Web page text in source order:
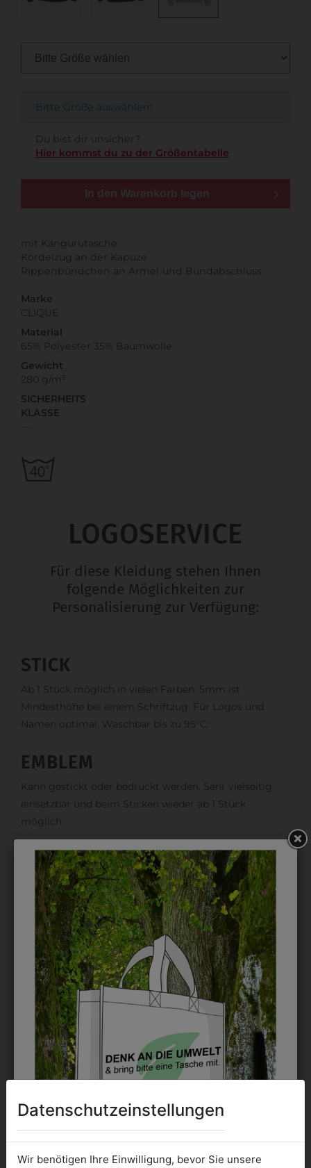
Bitte Größe auswählen!
Du bist dir unsicher?
Hier kommst du zu der Größentabelle
In den Warenkorb legen
mit Kängurutasche
Kordelzug an der Kapuze
Rippenbündchen an Ärmel-und Bundabschluss
Marke
CLIQUE
Material
65% Polyester 35% Baumwolle
Gewicht
280 g/m²
SICHERHEITS
KLASSE
LOGOSERVICE
Für diese Kleidung stehen Ihnen
folgende Möglichkeiten zur
Personalisierung zur Verfügung:
STICK
Ab 1 Stück möglich in vielen Farben. 5mm ist
Mindesthöhe bei einem Schriftzug. Für Logos und
Namen optimal. Waschbar bis zu 95°C.
EMBLEM
Kann gestickt oder bedruckt werden. Sehr vielseitig
einsetzbar und beim Sticken wieder ab 1 Stück
möglich.
DRUCK
Perfekt für große Logos und für kleine Details, jedoch
kostet jede Farbe extra und ist erst ab 12 Stück
möglich. Waschbar bis zu 60°C.
DAS KÖNNTE IHNEN
AUCH GEFALLEN
Datenschutzeinstellungen
Wir benötigen Ihre Einwilligung, bevor Sie unsere